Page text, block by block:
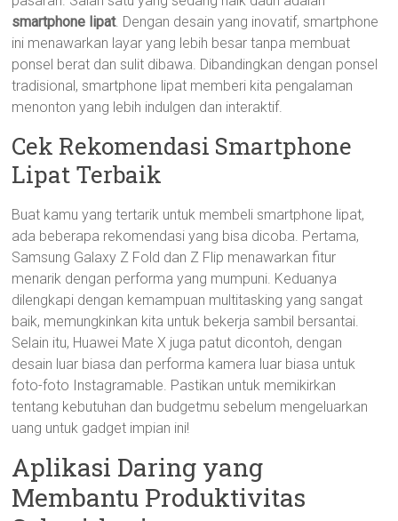
smartphone lipat. Dengan desain yang inovatif, smartphone
ini menawarkan layar yang lebih besar tanpa membuat
ponsel berat dan sulit dibawa. Dibandingkan dengan ponsel
tradisional, smartphone lipat memberi kita pengalaman
menonton yang lebih indulgen dan interaktif.
Cek Rekomendasi Smartphone
Lipat Terbaik
Buat kamu yang tertarik untuk membeli smartphone lipat,
ada beberapa rekomendasi yang bisa dicoba. Pertama,
Samsung Galaxy Z Fold dan Z Flip menawarkan fitur
menarik dengan performa yang mumpuni. Keduanya
dilengkapi dengan kemampuan multitasking yang sangat
baik, memungkinkan kita untuk bekerja sambil bersantai.
Selain itu, Huawei Mate X juga patut dicontoh, dengan
desain luar biasa dan performa kamera luar biasa untuk
foto-foto Instagramable. Pastikan untuk memikirkan
tentang kebutuhan dan budgetmu sebelum mengeluarkan
uang untuk gadget impian ini!
Aplikasi Daring yang
Membantu Produktivitas